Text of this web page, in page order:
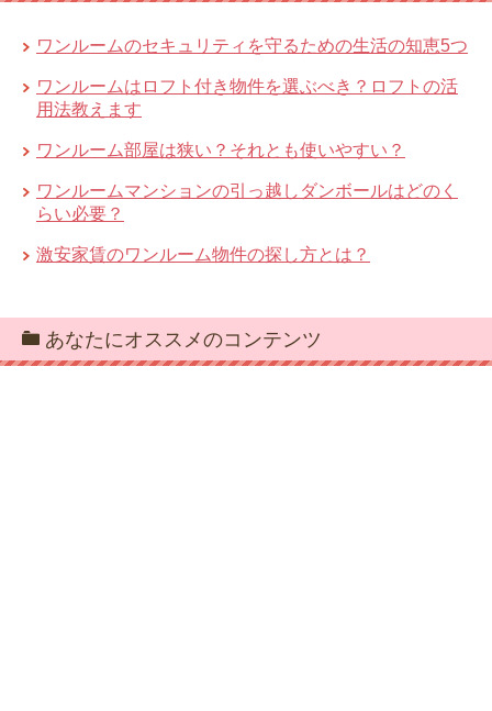
ワンルームのセキュリティを守るための生活の知恵5つ
ワンルームはロフト付き物件を選ぶべき？ロフトの活
用法教えます
ワンルーム部屋は狭い？それとも使いやすい？
ワンルームマンションの引っ越しダンボールはどのく
らい必要？
激安家賃のワンルーム物件の探し方とは？
あなたにオススメのコンテンツ